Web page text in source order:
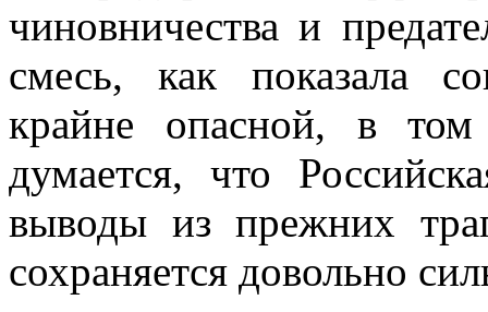
чиновничества и
смесь, как показала
крайне опасной, в
думается, что
выводы из прежних
сохраняется довольно